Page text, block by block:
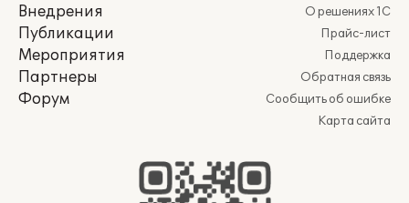
Внедрения
Публикации
Мероприятия
Партнеры
Форум
О решениях 1С
Прайс-лист
Поддержка
Обратная связь
Сообщить об ошибке
Карта сайта